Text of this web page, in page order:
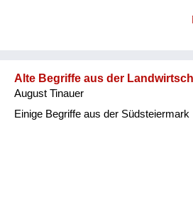
Alte Begriffe aus der
August Tinauer
Einige Begriffe aus der Südsteiermark